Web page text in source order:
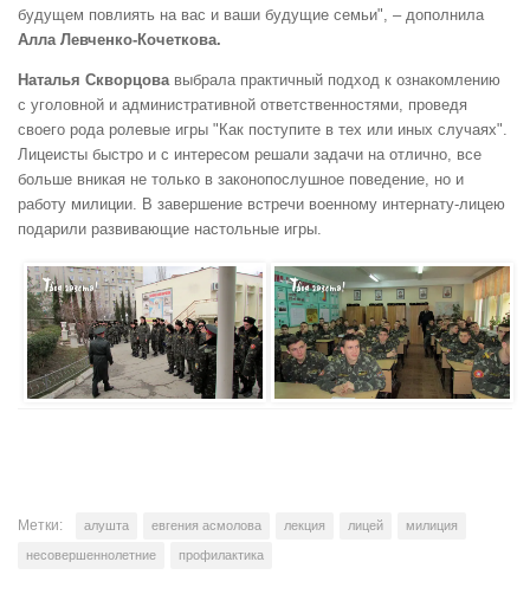
будущем повлиять на вас и ваши будущие семьи", – дополнила
Алла Левченко-Кочеткова.
Наталья Скворцова выбрала практичный подход к ознакомлению
с уголовной и административной ответственностями, проведя
своего рода ролевые игры "Как поступите в тех или иных случаях".
Лицеисты быстро и с интересом решали задачи на отлично, все
больше вникая не только в законопослушное поведение, но и
работу милиции. В завершение встречи военному интернату-лицею
подарили развивающие настольные игры.
Метки: алушта евгения асмолова лекция лицей милиция
несовершеннолетние профилактика